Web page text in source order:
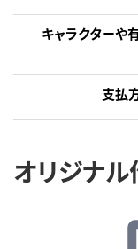
キャラクターや
支払
オリジナ